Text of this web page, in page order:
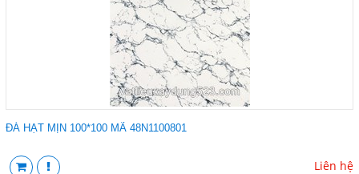
ĐÁ HẠT MỊN 100*100 MÃ 48N1100801
Liên hệ